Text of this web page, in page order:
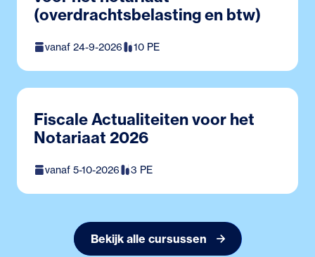
(overdrachtsbelasting en btw)
vanaf 24-9-2026 10 PE
Fiscale Actualiteiten voor het
Notariaat 2026
vanaf 5-10-2026 3 PE
Bekijk alle cursussen